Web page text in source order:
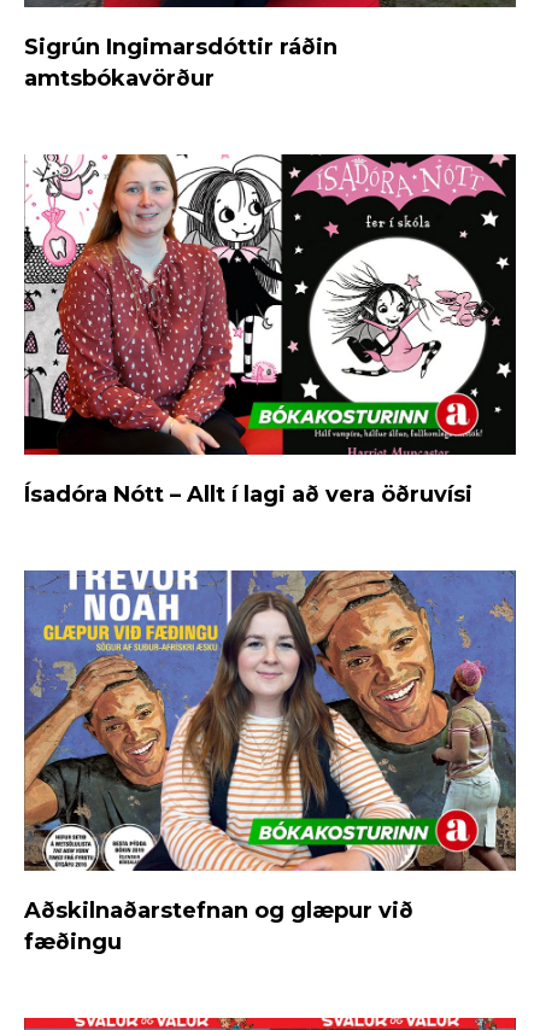
Sigrún Ingimarsdóttir ráðin
amtsbókavörður
Ísadóra Nótt – Allt í lagi að vera öðruvísi
Aðskilnaðarstefnan og glæpur við
fæðingu